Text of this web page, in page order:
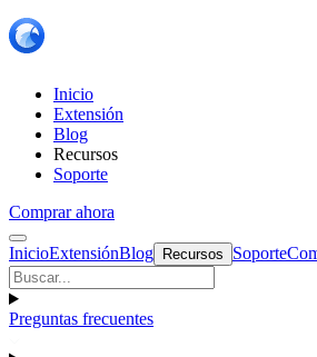
Inicio
Extensión
Blog
Recursos
Soporte
Comprar ahora
InicioExtensiónBlog Recursos Soporte
Preguntas frecuentes